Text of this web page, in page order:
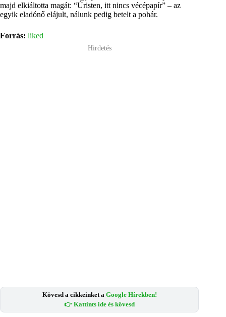
majd elkiáltotta magát: “Úristen, itt nincs vécépapír” – az
egyik eladónő elájult, nálunk pedig betelt a pohár.
Forrás: liked
Hirdetés
Kövesd a cikkeinket a Google Hírekben!
👉 Kattints ide és kövesd